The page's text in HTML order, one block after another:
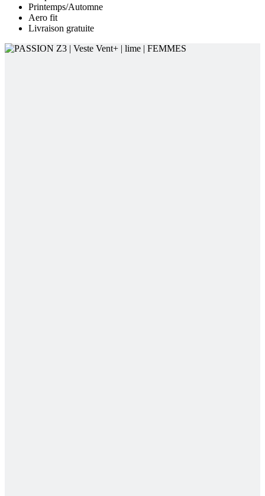
Printemps/Automne
Aero fit
Livraison gratuite